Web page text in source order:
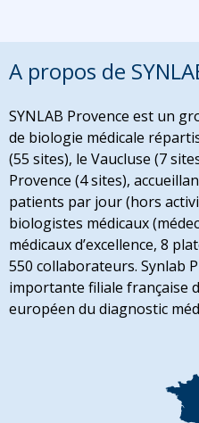
A propos de
SYNLAB Provence est un
de biologie médicale
(55 sites), le Vaucluse (7
Provence (4 sites),
patients par jour (hors
biologistes médicaux
médicaux d’excellence, 8
550 collaborateurs. Synlab
importante filiale française
européen du diagnostic